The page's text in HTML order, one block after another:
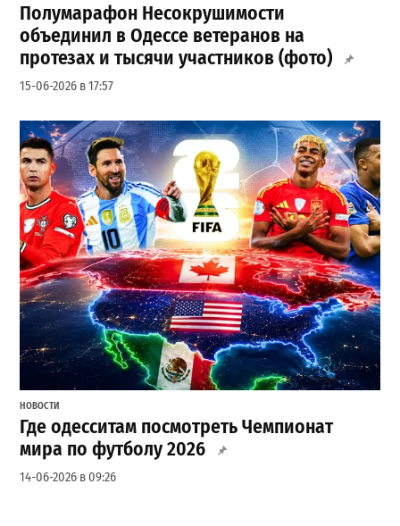
Полумарафон Несокрушимости
объединил в Одессе ветеранов на
протезах и тысячи участников (фото)
15-06-2026 в 17:57
НОВОСТИ
Где одесситам посмотреть Чемпионат
мира по футболу 2026
14-06-2026 в 09:26